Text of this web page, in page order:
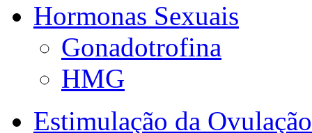
Hormonas Sexuais
Gonadotrofina
HMG
Estimulação da